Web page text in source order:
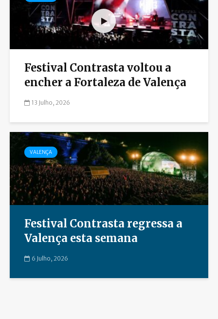
Festival Contrasta voltou a
encher a Fortaleza de Valença
13 Julho, 2026
VALENÇA
Festival Contrasta regressa a
Valença esta semana
6 Julho, 2026